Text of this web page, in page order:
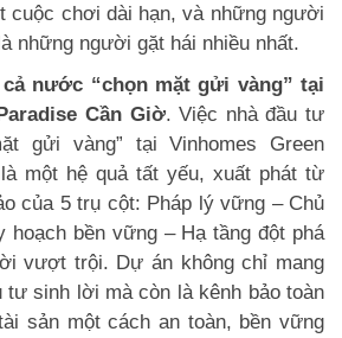
cuộc chơi dài hạn, và những người
những người gặt hái nhiều nhất.
nước “chọn mặt gửi vàng” tại
Cần Giờ. Việc nhà đầu tư
gửi vàng” tại Vinhomes Green
một hệ quả tất yếu, xuất phát từ
của 5 trụ cột: Pháp lý vững – Chủ
hoạch bền vững – Hạ tầng đột phá
vượt trội. Dự án không chỉ mang
tư sinh lời mà còn là kênh bảo toàn
sản một cách an toàn, bền vững